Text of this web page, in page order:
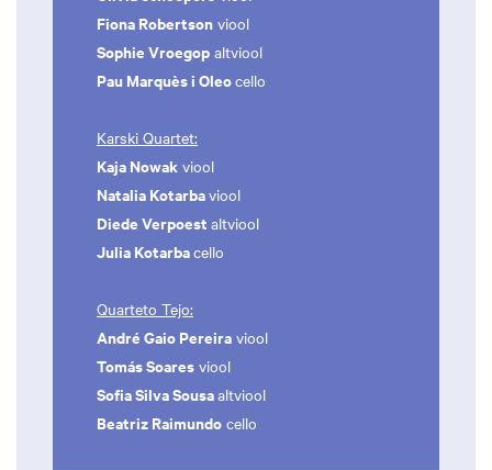
Fiona Robertson viool
Sophie Vroegop altviool
Pau Marquès i Oleocello
Karski Quartet:
Kaja Nowak viool
Natalia Kotarbaviool
Diede Verpoest altviool
Julia Kotarbacello
Quarteto Tejo:
André Gaio Pereira viool
Tomás Soares viool
Sofia Silva Sousaaltviool
Beatriz Raimundo cello